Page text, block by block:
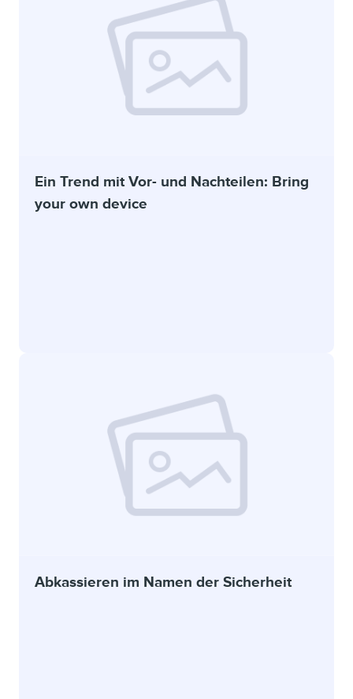
Ein Trend mit Vor- und Nachteilen: Bring
your own device
Abkassieren im Namen der Sicherheit